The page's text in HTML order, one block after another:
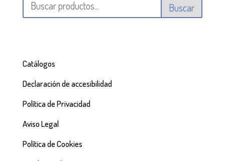
Buscar
Catálogos
Declaración de accesibilidad
Política de Privacidad
Aviso Legal
Política de Cookies